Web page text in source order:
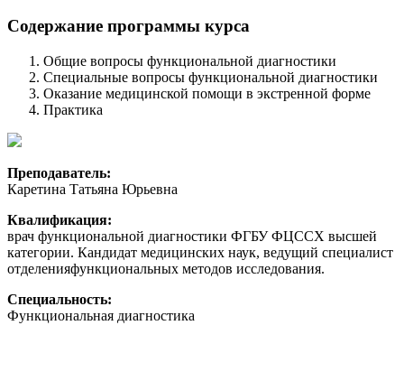
Содержание программы курса
Общие вопросы функциональной диагностики
Специальные вопросы функциональной диагностики
Оказание медицинской помощи в экстренной форме
Практика
Преподаватель:
Каретина Татьяна Юрьевна
Квалификация:
врач функциональной диагностики ФГБУ ФЦССХ высшей
категории. Кандидат медицинских наук, ведущий специалист
отделенияфункциональных методов исследования.
Специальность:
Функциональная диагностика